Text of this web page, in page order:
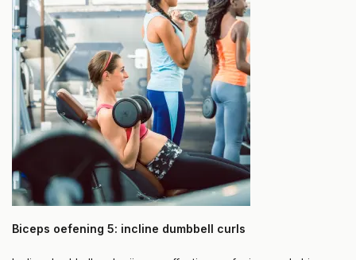
Biceps oefening 5: incline dumbbell curls